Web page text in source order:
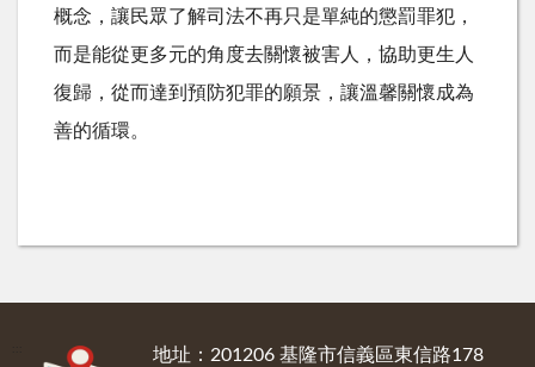
概念，讓民眾了解司法不再只是單純的懲罰罪犯，
而是能從更多元的角度去關懷被害人，協助更生人
復歸，從而達到預防犯罪的願景，讓溫馨關懷成為
善的循環。
地址：201206 基隆市信義區東信路178